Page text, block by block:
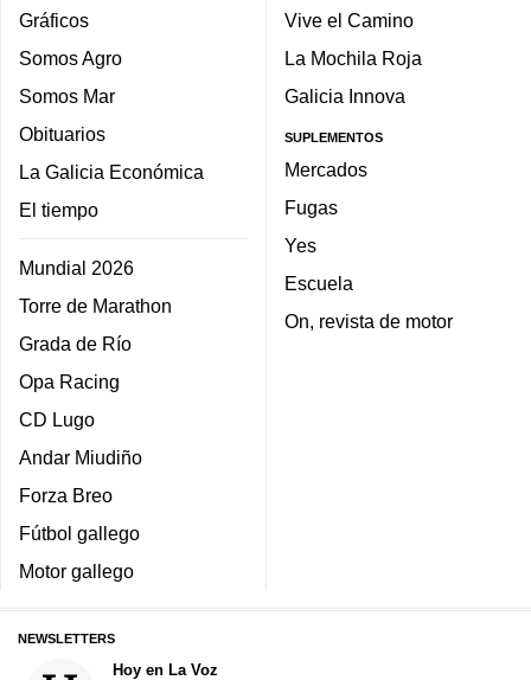
Gráficos
Somos Agro
Somos Mar
Obituarios
La Galicia Económica
El tiempo
Mundial 2026
Torre de Marathon
Grada de Río
Opa Racing
CD Lugo
Andar Miudiño
Forza Breo
Fútbol gallego
Motor gallego
Vive el Camino
La Mochila Roja
Galicia Innova
SUPLEMENTOS
Mercados
Fugas
Yes
Escuela
On, revista de motor
NEWSLETTERS
Hoy en La Voz